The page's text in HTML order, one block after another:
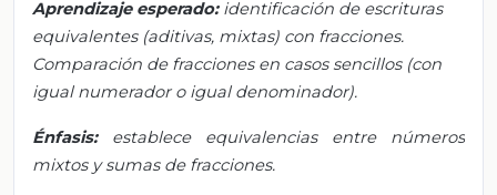
Aprendizaje esperado: identificación de escrituras
equivalentes (aditivas, mixtas) con fracciones.
Comparación de fracciones en casos sencillos (con
igual numerador o igual denominador).
Énfasis: establece equivalencias entre números
mixtos y sumas de fracciones.